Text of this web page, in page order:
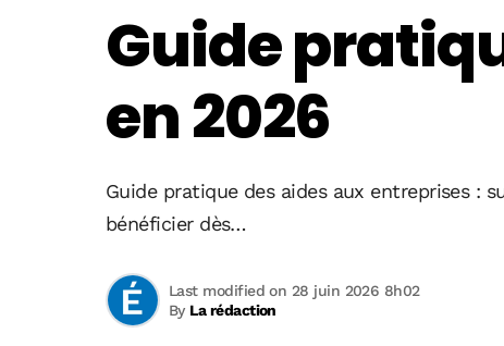
Guide
en 2026
Guide pratique des aides aux entreprises :
bénéficier dès…
By La rédaction
Last modified on 28 juin 2026 8h02